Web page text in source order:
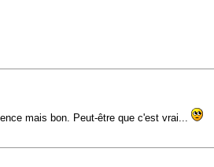
mais bon. Peut-être que c'est vrai...